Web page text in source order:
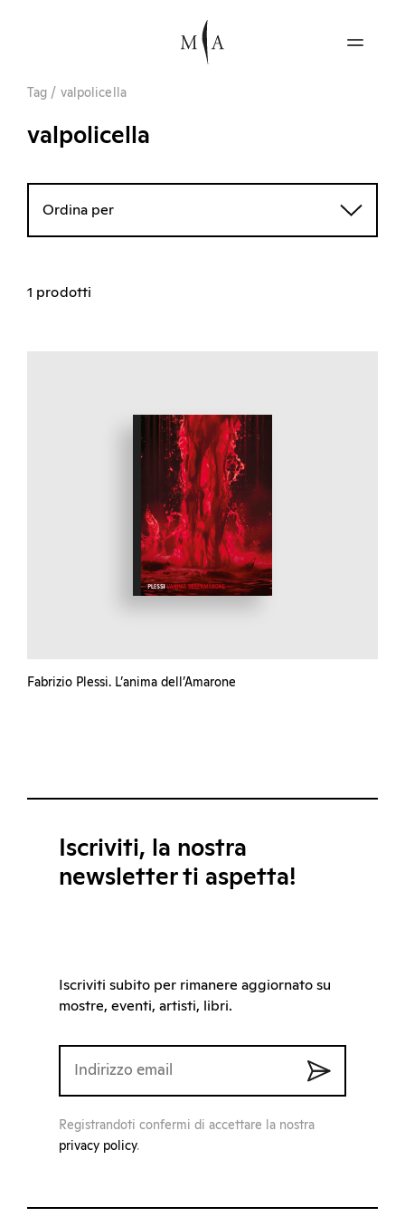
Tag / valpolicella
valpolicella
Ordina per
1 prodotti
Fabrizio Plessi. L’anima dell’Amarone
Iscriviti, la nostra
newsletter ti aspetta!
Iscriviti subito per rimanere aggiornato su
mostre, eventi, artisti, libri.
Registrandoti confermi di accettare la nostra
privacy policy.